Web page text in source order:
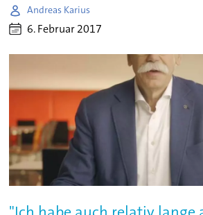
Andreas Karius
6. Februar 2017